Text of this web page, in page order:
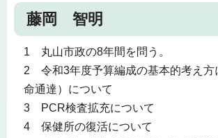
藤岡 智明
1 丸山市政の8年間を問う。
2 令和3年度予算編成の基本的考え方
命通達）について
3 PCR検査拡充について
4 保健所の復活について